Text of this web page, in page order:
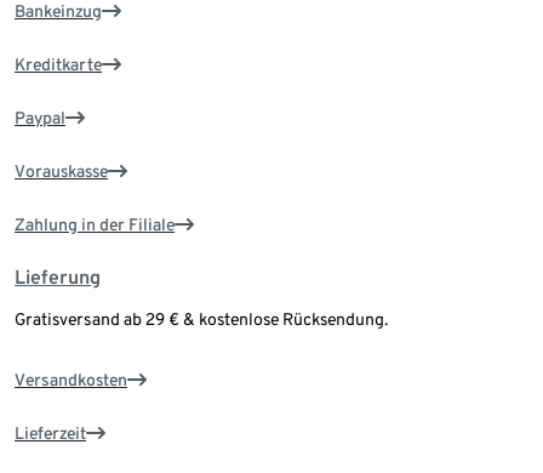
Bankeinzug
Kreditkarte
Paypal
Vorauskasse
Zahlung in der Filiale
Lieferung
Gratisversand ab 29 € & kostenlose Rücksendung.
Versandkosten
Lieferzeit